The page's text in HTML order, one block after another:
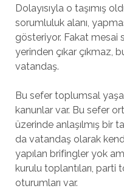
Dolayısıyla o taşımış
sorumluluk alanı,
gösteriyor. Fakat mesai
yerinden çıkar çıkmaz,
vatandaş.
Bu sefer toplumsal
kanunlar var. Bu sefer
üzerinde anlaşılmış bir
da vatandaş olarak
yapılan brifingler yok
kurulu toplantıları, parti
oturumları var.